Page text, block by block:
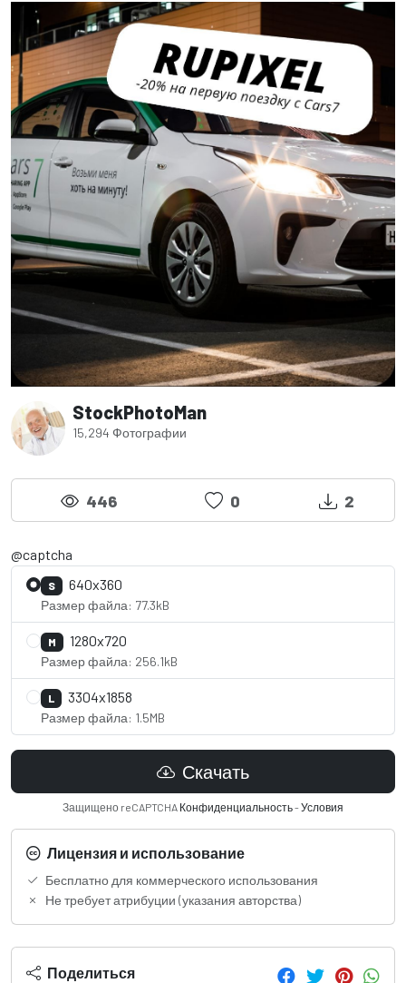
StockPhotoMan
15,294 Фотографии
446 0 2
@captcha
S 640x360
Размер файла: 77.3kB
M 1280x720
Размер файла: 256.1kB
L 3304x1858
Размер файла: 1.5MB
Скачать
Защищено reCAPTCHA Конфиденциальность-Условия
Лицензия и использование
Бесплатно для коммерческого использования
Не требует атрибуции (указания авторства)
Поделиться